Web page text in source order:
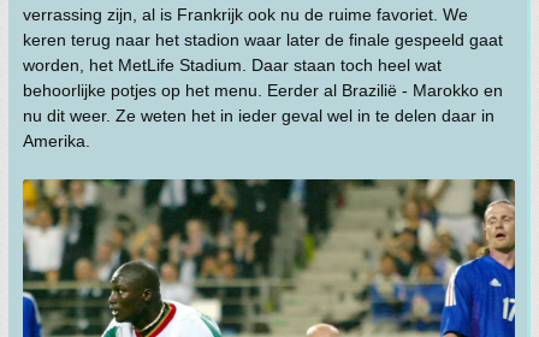
verrassing zijn, al is Frankrijk ook nu de ruime favoriet. We
keren terug naar het stadion waar later de finale gespeeld gaat
worden, het MetLife Stadium. Daar staan toch heel wat
behoorlijke potjes op het menu. Eerder al Brazilië - Marokko en
nu dit weer. Ze weten het in ieder geval wel in te delen daar in
Amerika.